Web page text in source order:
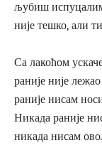
љубиш
није тешко, али
Са лакоћом
раније није
раније нисам
Никада раније
никада нисам